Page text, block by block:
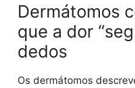
Dermátomos
que a dor
dedos
Os dermátomos